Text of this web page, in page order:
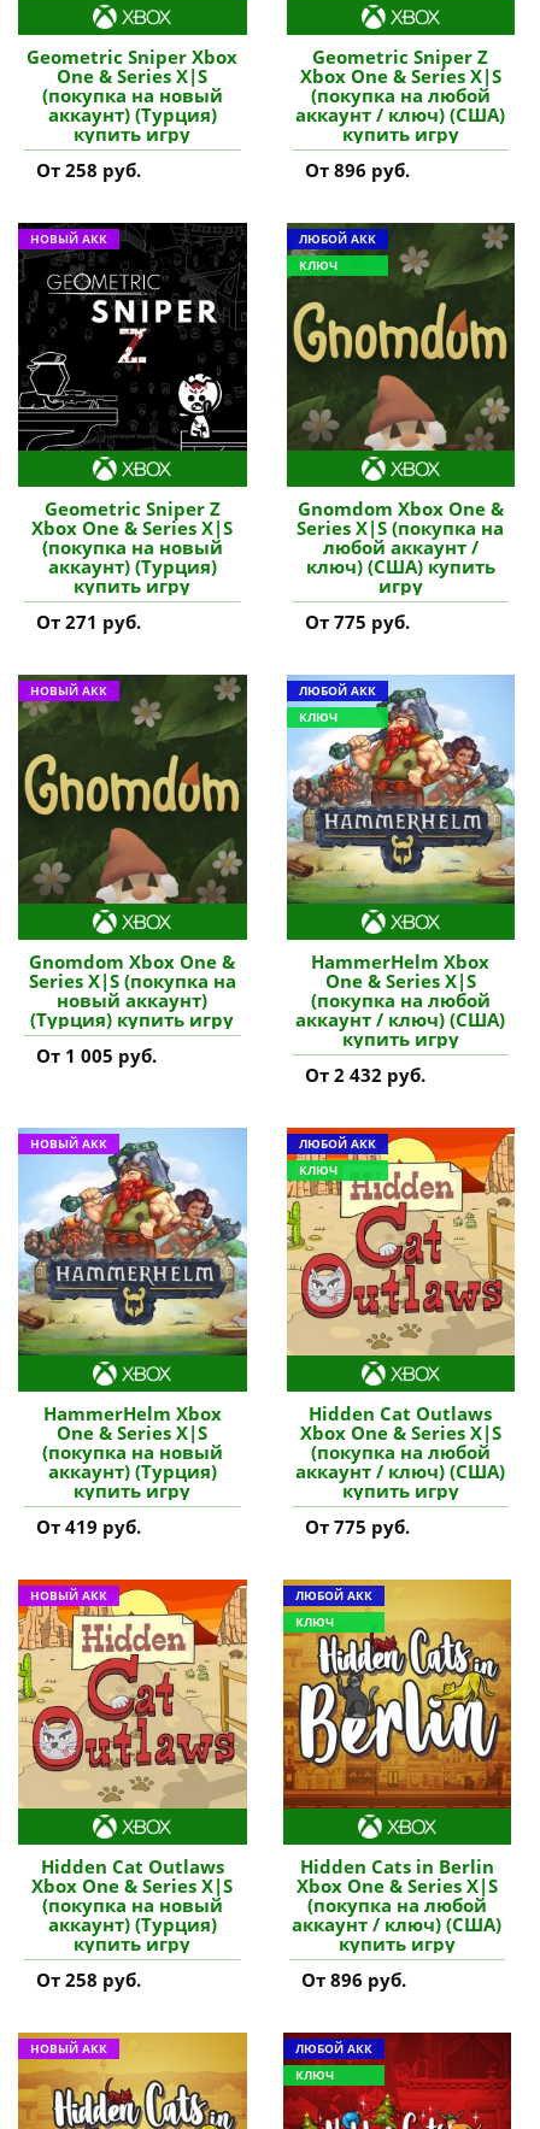
Geometric Sniper Xbox
One & Series X|S
(покупка на новый
аккаунт) (Турция)
купить игру
От 258 руб.
Geometric Sniper Z
Xbox One & Series X|S
(покупка на любой
аккаунт / ключ) (США)
купить игру
От 896 руб.
НОВЫЙ АКК
Geometric Sniper Z
Xbox One & Series X|S
(покупка на новый
аккаунт) (Турция)
купить игру
От 271 руб.
ЛЮБОЙ АКК
КЛЮЧ
Gnomdom Xbox One &
Series X|S (покупка на
любой аккаунт /
ключ) (США) купить
игру
От 775 руб.
НОВЫЙ АКК
Gnomdom Xbox One &
Series X|S (покупка на
новый аккаунт)
(Турция) купить игру
От 1 005 руб.
ЛЮБОЙ АКК
КЛЮЧ
HammerHelm Xbox
One & Series X|S
(покупка на любой
аккаунт / ключ) (США)
купить игру
От 2 432 руб.
НОВЫЙ АКК
HammerHelm Xbox
One & Series X|S
(покупка на новый
аккаунт) (Турция)
купить игру
От 419 руб.
ЛЮБОЙ АКК
КЛЮЧ
Hidden Cat Outlaws
Xbox One & Series X|S
(покупка на любой
аккаунт / ключ) (США)
купить игру
От 775 руб.
НОВЫЙ АКК
Hidden Cat Outlaws
Xbox One & Series X|S
(покупка на новый
аккаунт) (Турция)
купить игру
От 258 руб.
ЛЮБОЙ АКК
КЛЮЧ
Hidden Cats in Berlin
Xbox One & Series X|S
(покупка на любой
аккаунт / ключ) (США)
купить игру
От 896 руб.
НОВЫЙ АКК
ЛЮБОЙ АКК
КЛЮЧ